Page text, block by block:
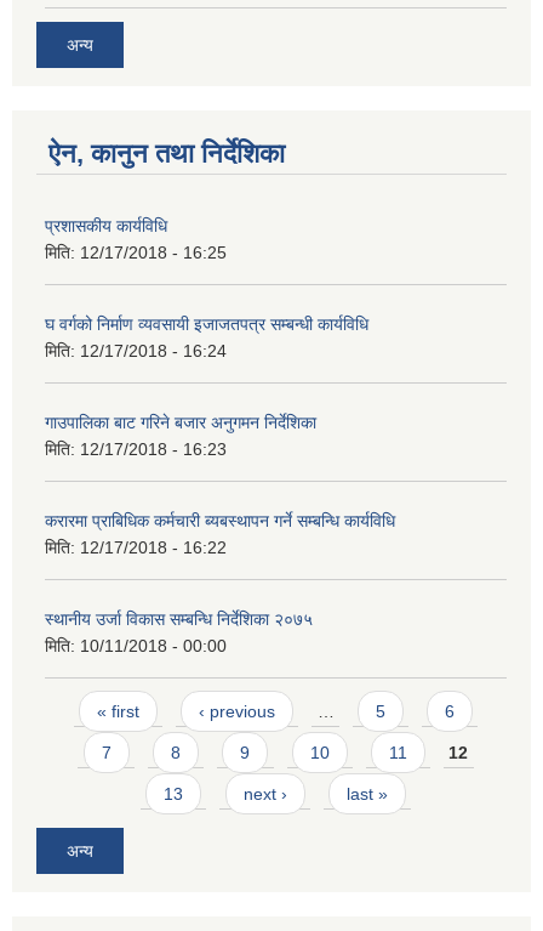
अन्य
ऐन, कानुन तथा निर्देशिका
प्रशासकीय कार्यविधि
मिति: 12/17/2018 - 16:25
घ वर्गको निर्माण व्यवसायी इजाजतपत्र सम्बन्धी कार्यविधि
मिति: 12/17/2018 - 16:24
गाउपालिका बाट गरिने बजार अनुगमन निर्देशिका
मिति: 12/17/2018 - 16:23
करारमा प्राबिधिक कर्मचारी ब्यबस्थापन गर्ने सम्बन्धि कार्यविधि
मिति: 12/17/2018 - 16:22
स्थानीय उर्जा विकास सम्बन्धि निर्देशिका २०७५
मिति: 10/11/2018 - 00:00
Pages
« first ‹ previous … 5 6
7 8 9 10 11 12
13 next › last »
अन्य